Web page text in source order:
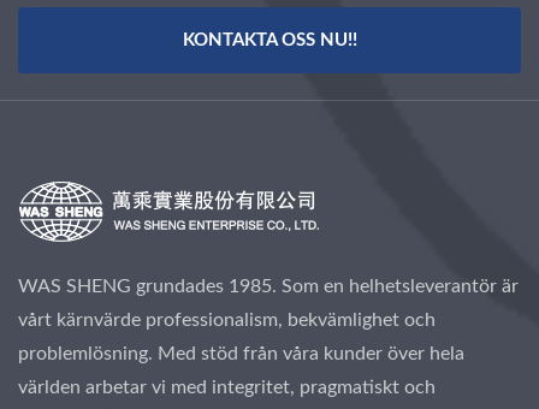
KONTAKTA OSS NU!!
WAS SHENG grundades 1985. Som en helhetsleverantör är
vårt kärnvärde professionalism, bekvämlighet och
problemlösning. Med stöd från våra kunder över hela
världen arbetar vi med integritet, pragmatiskt och